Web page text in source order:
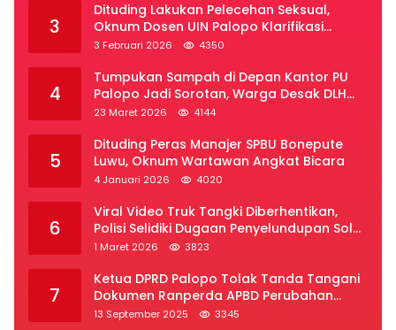
3
Dituding Lakukan Pelecehan Seksual,
Oknum Dosen UIN Palopo Klarifikasi
Kronologi
3 Februari 2026 4350
4
Tumpukan Sampah di Depan Kantor PU
Palopo Jadi Sorotan, Warga Desak DLH
Segera Bertindak
23 Maret 2026 4144
5
Dituding Peras Manajer SPBU Bonepute
Luwu, Oknum Wartawan Angkat Bicara
4 Januari 2026 4020
6
Viral Video Truk Tangki Diberhentikan,
Polisi Selidiki Dugaan Penyelundupan Solar
Subsidi di Palopo
1 Maret 2026 3823
7
Ketua DPRD Palopo Tolak Tanda Tangani
Dokumen Ranperda APBD Perubahan
2025
13 September 2025 3345